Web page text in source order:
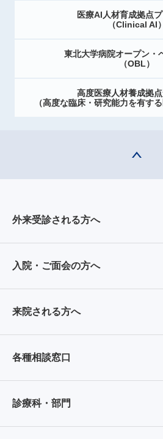
医療AI人材育成拠点
（Clinical AI）
東北大学病院オープン・
（OBL）
高度医療人材養成拠
（高度な臨床・研究能力を有す
外来受診される方へ
入院・ご面会の方へ
来院される方へ
各種相談窓口
診療科・部門